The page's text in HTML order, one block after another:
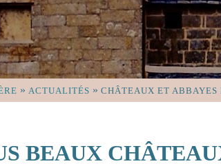
» ACTUALITÉS » CHÂTEAUX ET ABBAYES
BEAUX